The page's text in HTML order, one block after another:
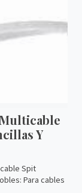
Y
Spit
Para cables